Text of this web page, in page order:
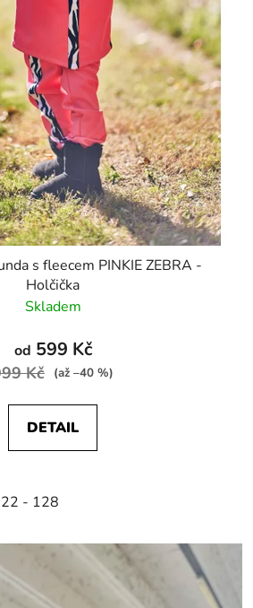
s fleecem PINKIE ZEBRA -
Holčička
Skladem
od 599 Kč
Kč (až –40 %)
DETAIL
- 128